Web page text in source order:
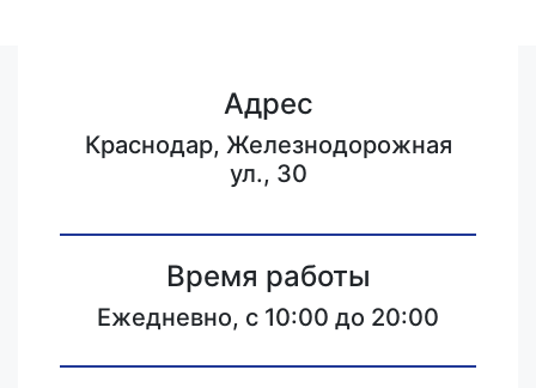
Адрес
Краснодар, Железнодорожная
ул., 30
Время работы
Ежедневно, с 10:00 до 20:00